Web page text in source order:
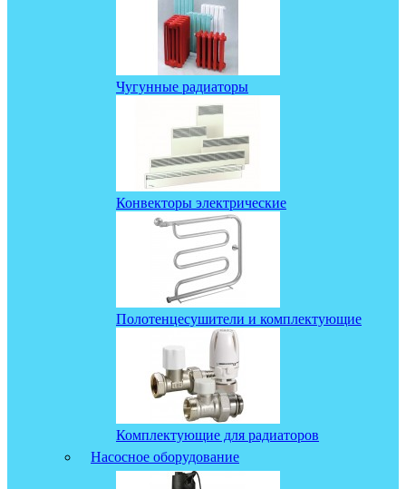
Чугунные радиаторы
Конвекторы электрические
Полотенцесушители и комплектующие
Комплектующие для радиаторов
Насосное оборудование